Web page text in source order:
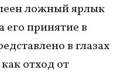
ложный ярлык
его принятие в
в глазах
отход от